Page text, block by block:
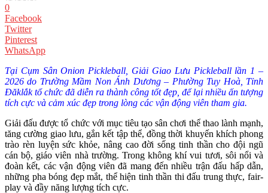
0
Facebook
Twitter
Pinterest
WhatsApp
Tại Cụm Sân Onion Pickleball, Giải Giao Lưu Pickleball lần 1 –
2026 do Trường Mầm Non Ánh Dương – Phường Tuy Hoà, Tỉnh
Đăklắk tổ chức đã diễn ra thành công tốt đẹp, để lại nhiều ấn tượng
tích cực và cảm xúc đẹp trong lòng các vận động viên tham gia.
Giải đấu được tổ chức với mục tiêu tạo sân chơi thể thao lành mạnh,
tăng cường giao lưu, gắn kết tập thể, đồng thời khuyến khích phong
trào rèn luyện sức khỏe, nâng cao đời sống tinh thần cho đội ngũ
cán bộ, giáo viên nhà trường. Trong không khí vui tươi, sôi nổi và
đoàn kết, các vận động viên đã mang đến nhiều trận đấu hấp dẫn,
những pha bóng đẹp mắt, thể hiện tinh thần thi đấu trung thực, fair-
play và đầy năng lượng tích cực.